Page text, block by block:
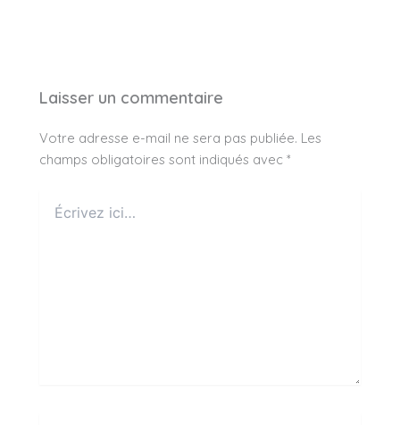
Laisser un commentaire
Votre adresse e-mail ne sera pas publiée. Les
champs obligatoires sont indiqués avec*
ici…